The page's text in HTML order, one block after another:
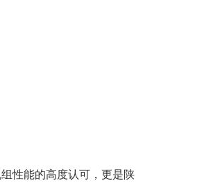
性能的高度认可，更是陕